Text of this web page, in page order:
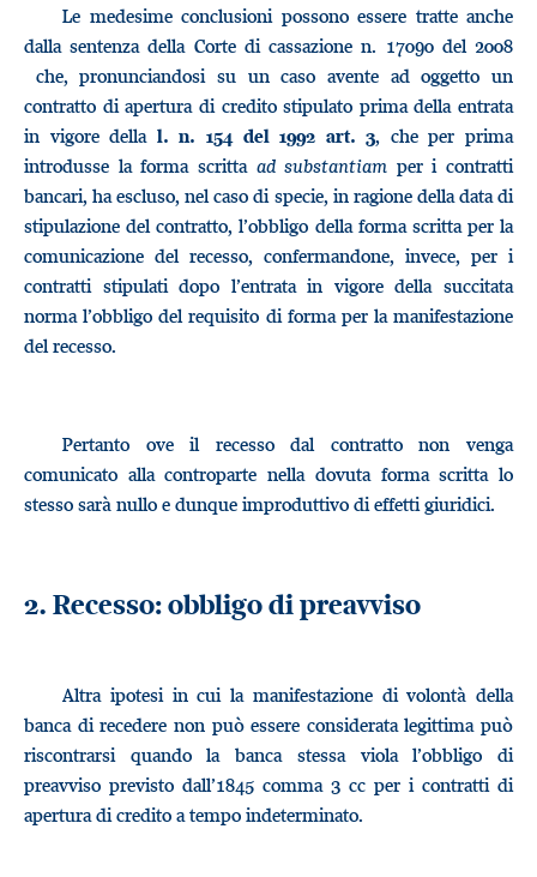
Le medesime conclusioni possono essere tratte anche
dalla sentenza della Corte di cassazione n. 17090 del 2008
che, pronunciandosi su un caso avente ad oggetto un
contratto di apertura di credito stipulato prima della entrata
in vigore della l. n. 154 del 1992 art. 3, che per prima
introdusse la forma scritta ad substantiam per i contratti
bancari, ha escluso, nel caso di specie, in ragione della data di
stipulazione del contratto, l’obbligo della forma scritta per la
comunicazione del recesso, confermandone, invece, per i
contratti stipulati dopo l’entrata in vigore della succitata
norma l’obbligo del requisito di forma per la manifestazione
del recesso.
Pertanto ove il recesso dal contratto non venga
comunicato alla controparte nella dovuta forma scritta lo
stesso sarà nullo e dunque improduttivo di effetti giuridici.
2. Recesso: obbligo di preavviso
Altra ipotesi in cui la manifestazione di volontà della
banca di recedere non può essere considerata legittima può
riscontrarsi quando la banca stessa viola l’obbligo di
preavviso previsto dall’1845 comma 3 cc per i contratti di
apertura di credito a tempo indeterminato.